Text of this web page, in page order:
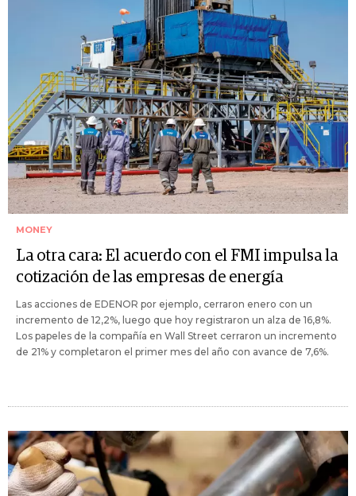
MONEY
La otra cara: El acuerdo con el FMI impulsa la
cotización de las empresas de energía
Las acciones de EDENOR por ejemplo, cerraron enero con un
incremento de 12,2%, luego que hoy registraron un alza de 16,8%.
Los papeles de la compañía en Wall Street cerraron un incremento
de 21% y completaron el primer mes del año con avance de 7,6%.